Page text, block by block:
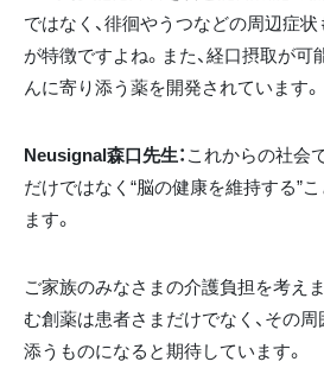
ではなく、徘徊やうつなどの周辺症
が特徴ですよね。また、経口摂取が可
んに寄り添う薬を開発されています。
Neusignal森口先生：これからの社会
だけではなく“脳の健康を維持する”
ます。
ご家族のみなさまの介護負担を考え
む創薬は患者さまだけでなく、その
添うものになると期待しています。